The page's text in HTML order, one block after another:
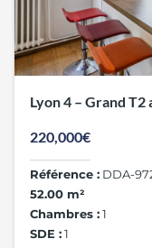
Lyon 4 – Grand
220,000€
Référence :DDA-
52.00 m²
Chambres :1
SDE :1